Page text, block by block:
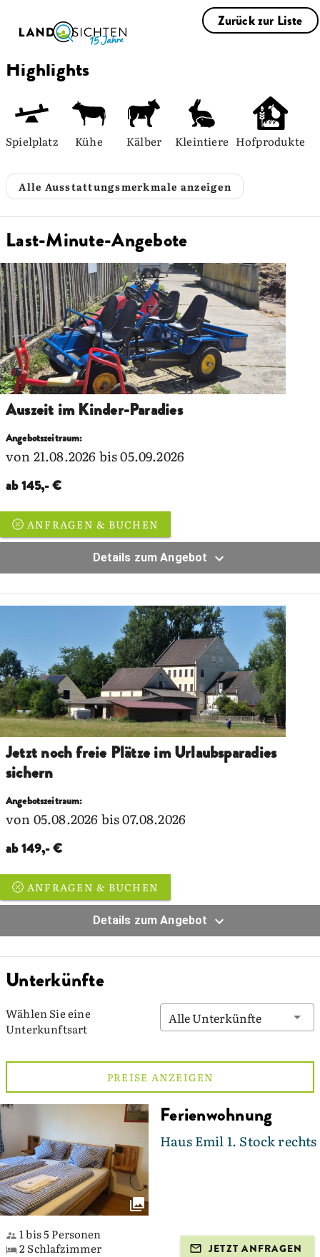
Zurück zur Liste
Highlights
Spielplatz Kühe Kälber Kleintiere Hofprodukte
Alle Ausstattungsmerkmale anzeigen
Last-Minute-Angebote
Auszeit im Kinder-Paradies
Angebotszeitraum:
von 21.08.2026 bis 05.09.2026
ab 145,- €
ANFRAGEN & BUCHEN
Details zum Angebot
Jetzt noch freie Plätze im Urlaubsparadies
sichern
Angebotszeitraum:
von 05.08.2026 bis 07.08.2026
ab 149,- €
ANFRAGEN & BUCHEN
Details zum Angebot
Unterkünfte
Wählen Sie eine
Unterkunftsart
Alle Unterkünfte
PREISE ANZEIGEN
Ferienwohnung
Haus Emil 1. Stock rechts
1 bis 5 Personen
2 Schlafzimmer
JETZT ANFRAGEN